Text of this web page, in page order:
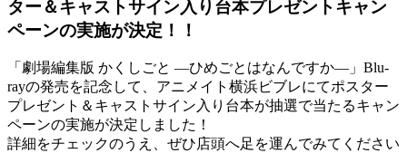
ター＆キャストサイン入り台本プレゼントキャン
ペーンの実施が決定！！
「劇場編集版 かくしごと ―ひめごとはなんですか―」Blu-
rayの発売を記念して、アニメイト横浜ビブレにてポスター
プレゼント＆キャストサイン入り台本が抽選で当たるキャン
ペーンの実施が決定しました！
詳細をチェックのうえ、ぜひ店頭へ足を運んでみてください